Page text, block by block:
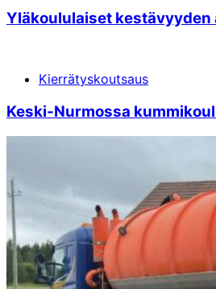
Yläkoululaiset kestävyyden
Kierrätyskoutsaus
Keski-Nurmossa